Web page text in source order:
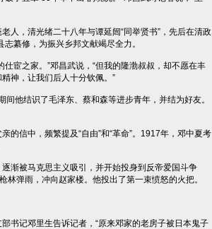
，清光绪二十八年与谭延闿“同举贤书”，先后在清政
纂修，为振兴乡邦文献竭尽全力。
宦之家。”邓昌武说，“但我的隆渤叔叔，却不愿在丰
神，让我们后人十分钦佩。”
结识了毛泽东、蔡和森等进步青年，并结为好友。
信中，频繁提及“自由”和“革命”。1917年，邓中夏考
被马克思主义吸引，并开始投身到反帝爱国斗争
弹雨，冲向赵家楼。他投出了第一束愤怒的火把。
记邓里生告诉记者，“原来邓家的老房子被日本鬼子